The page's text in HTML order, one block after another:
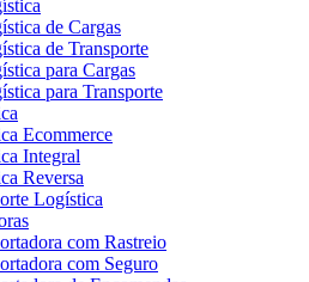
de Cargas
de Transporte
para Cargas
para Transporte
Ecommerce
Integral
Reversa
Logística
com Rastreio
com Seguro